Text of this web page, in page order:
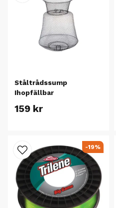
Ståltrådssump
Ihopfällbar
159 kr
-19%